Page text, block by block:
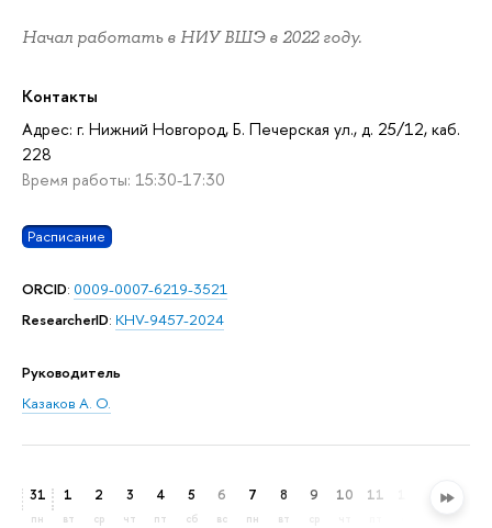
Начал работать в НИУ ВШЭ в 2022 году.
Контакты
Адрес: г. Нижний Новгород, Б. Печерская ул., д. 25/12, каб.
228
Время работы: 15:30-17:30
Расписание
ORCID: 0009-0007-6219-3521
ResearcherID: KHV-9457-2024
Руководитель
Казаков А. О.
31
пн
1
вт
2
ср
3
чт
4
пт
5
сб
6
вс
7
пн
8
вт
9 10 11 13